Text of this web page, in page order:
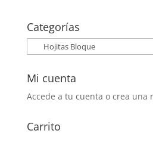
era:
1,40€.
es:
0,60€.
Categorías
Mi cuenta
Accede a tu cuenta o crea una
Carrito